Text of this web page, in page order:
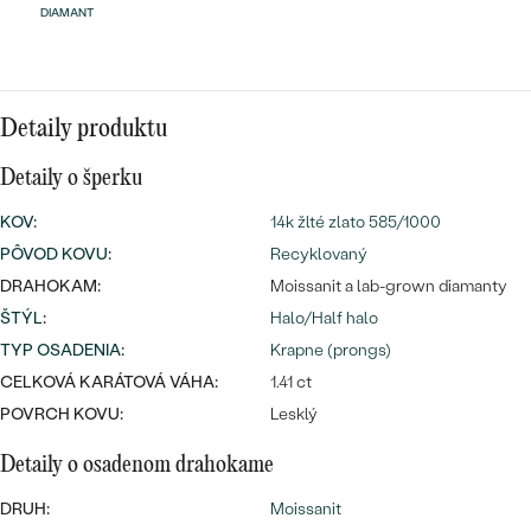
Wave kolekcia
NA MIERU
Personalizované
prívesky
OBJAVIŤ
prstene
PREZRIEŤ
DIAMANT
Detaily produktu
Detaily o šperku
KOV:
14k žlté zlato 585/1000
PÔVOD KOVU:
Recyklovaný
DRAHOKAM:
Moissanit a lab-grown diamanty
ŠTÝL:
Halo/Half halo
TYP OSADENIA:
Krapne (prongs)
CELKOVÁ KARÁTOVÁ VÁHA:
1.41 ct
POVRCH KOVU:
Lesklý
Detaily o osadenom drahokame
DRUH:
Moissanit